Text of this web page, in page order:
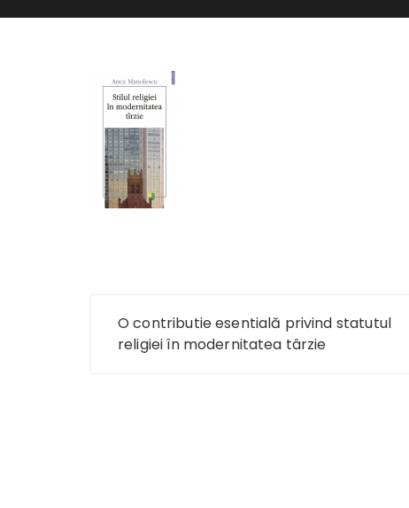
Navigare
O contributie esentială privind statutul
religiei în modernitatea târzie